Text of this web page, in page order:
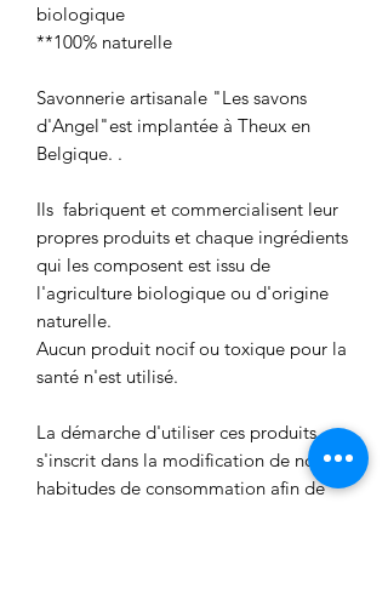
biologique
**100% naturelle
Savonnerie artisanale "Les savons
d'Angel"est implantée à Theux en
Belgique. .
Ils fabriquent et commercialisent leur
propres produits et chaque ingrédients
qui les composent est issu de
l'agriculture biologique ou d'origine
naturelle.
Aucun produit nocif ou toxique pour la
santé n'est utilisé.
La démarche d'utiliser ces produits
s'inscrit dans la modification de nos
habitudes de consommation afin de